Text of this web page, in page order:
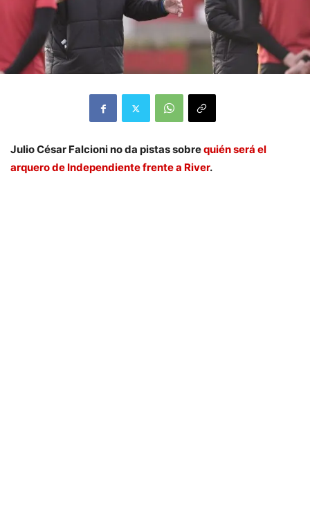
Julio César Falcioni no da pistas sobrequién será el
arquero de Independiente frente a River.